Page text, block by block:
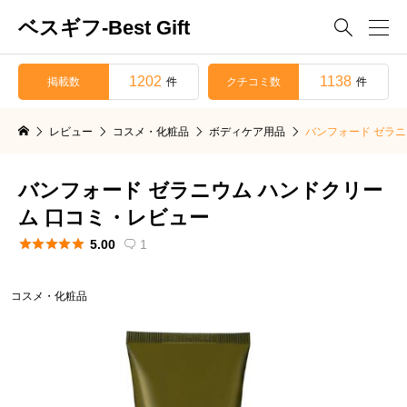
ベスギフ-Best Gift 
掲載数 1202 件 クチコミ数 1138 件
レビュー コスメ・化粧品 ボディケア用品 バンフォード ゼラ
バンフォード ゼラニウム ハンドクリー
ム 口コミ・レビュー
 5.00  1
コスメ・化粧品